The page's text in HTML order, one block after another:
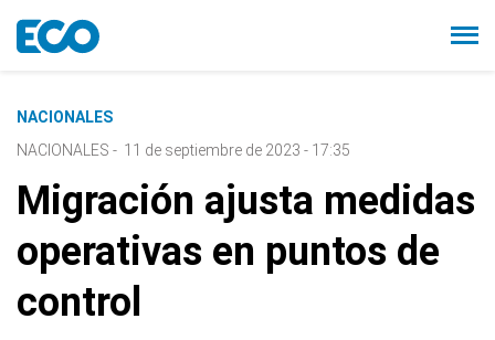
NACIONALES
NACIONALES - 11 de septiembre de 2023 - 17:35
Migración ajusta medidas
operativas en puntos de
control